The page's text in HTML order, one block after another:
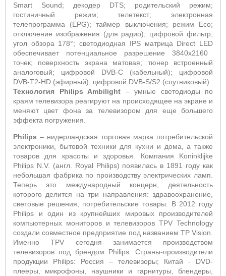
Smart
Sound; декодер DTS; родительский режим;
гостиничный режим; телетекст; электронная
телепрограмма (EPG);таймер выключения; режим Eco;
отключение изображения (для радио); цифровой фильтр;
угол обзора 178°; светодиодная IPS матрица Direct LED
обеспечивает потенциальное разрешение 3840x2160
точек; поверхность экрана матовая; тюнер встроенный
аналоговый; цифровой DVB-C (кабельный); цифровой
DVB-T2-HD (эфирный); цифровой DVB-S/S2 (спутниковый).
Технология Philips Ambilight
– умные светодиоды по
краям телевизора реагируют на происходящее на экране и
меняют цвет фона за телевизором для еще большего
эффекта погружения.
Philips – нидерландская торговая марка потребительской
электроники, бытовой техники для кухни и дома, а также
товаров для красоты и здоровья. Компания Koninklijke
Philips N.V. (англ. Royal Philips) появилась в 1891 году как
небольшая фабрика по производству электрических ламп.
Теперь это международный концерн, деятельность
которого делится на три направления: здравоохранение,
световые решения, потребительские товары. В 2012 году
Philips и один из крупнейших мировых производителей
компьютерных мониторов и телевизоров TPV Technology
создали совместное предприятие под названием TP Vision.
Именно TPV сегодня занимается производством
телевизоров под брендом Philips. Страны-производители
продукции Philips: Россия – телевизоры; Китай - DVD-
плееры, микрофоны, наушники и гарнитуры, блендеры,